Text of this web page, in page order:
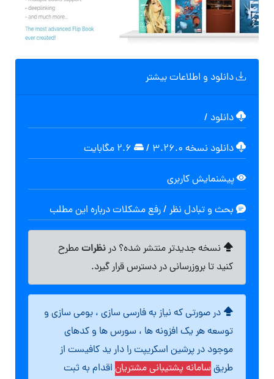
دانلود و اطلاعات بیشتر
دانلود /
دانلود نسخه ۳.۲۶.۰ /
پیشنمایش کاربری
بحث و تبادل نظر / رفع مشکلات درباره این مطلب
نسخه جدیدتر منتشر شده؟ درنظراتمطرح
کنید تا بروزرسانی در دسترس قرار گیرد.
در صورتی که نیاز به فارسی سازی ، بومی سازی و
توسعه هر یک افزونه ها ، سورس ها و کدهای
موجود در پرشین اسکریپت را دار ید کافیست از
طریقسامانه پشتیبانی مشتریان اقدام به ثبت